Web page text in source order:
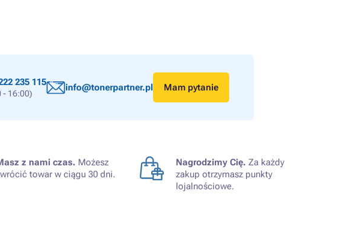
235 115
- 16:00)
info@tonerpartner.pl Mam pytanie
z nami czas. Możesz
towar w ciągu 30 dni.
Nagrodzimy Cię. Za każdy
zakup otrzymasz punkty
lojalnościowe.